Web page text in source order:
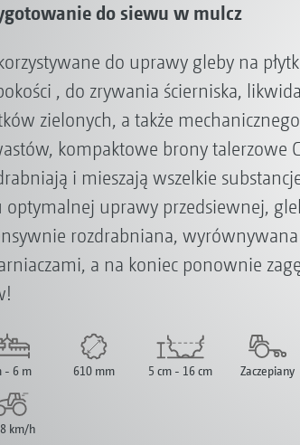
do siewu w mulcz
do uprawy gleby na
, do zrywania ścierniska,
zielonych, a także
kompaktowe brony talerzowe
i mieszają wszelkie
optymalnej uprawy przedsiewnej,
rozdrabniana, wyrównywana
a na koniec ponownie
- 6 m 610 mm 5 cm - 16 cm Zaczepiany
km/h